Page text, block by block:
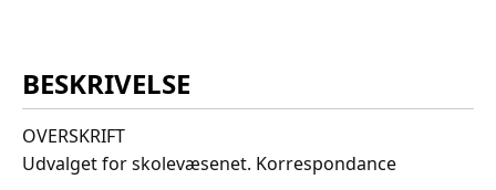
BESKRIVELSE
OVERSKRIFT
Udvalget for skolevæsenet. Korrespondance